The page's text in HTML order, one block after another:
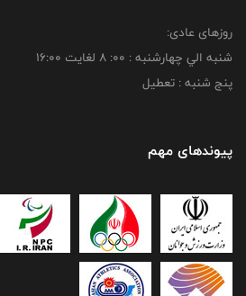
روزهای عادی:
شنبه الي چهارشنبه : 00: 8 لغايت 16:00
پنج شنبه : تعطیل
پیوندهای مهم